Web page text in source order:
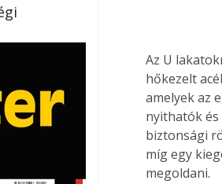
gyakoribbá és
ellen, ma
keresnek
Az U
hőkezelt
amelyek az
nyithatók és
biztonsági
míg egy
megoldani.